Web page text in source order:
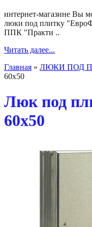
интернет-магазине Вы
люки под плитку
ППК "Практи ..
Читать далее...
Главная » ЛЮКИ ПОД
60х50
Люк под
60х50